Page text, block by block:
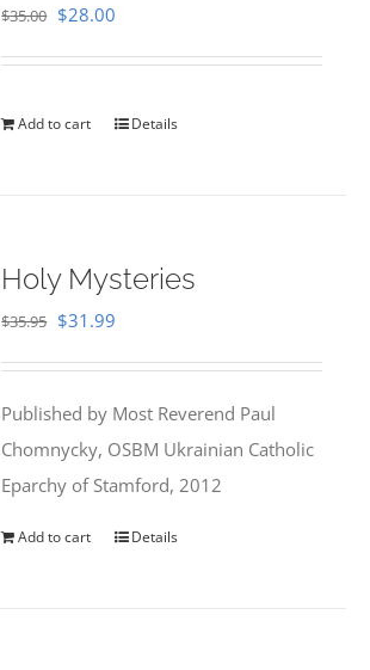
$35.00 Original
$35.00.
$28.00
$28.00.
Add to cart Details
Holy Mysteries
$35.95 Original
$35.95.
$31.99
$31.99.
Published by Most Reverend Paul
Chomnycky, OSBM Ukrainian Catholic
Eparchy of Stamford, 2012
Add to cart Details